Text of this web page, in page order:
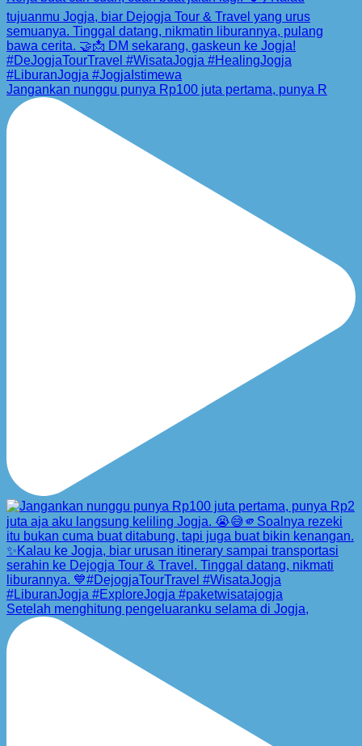
Jangankan nunggu punya Rp100 juta pertama, punya R
Setelah menghitung pengeluaranku selama di Jogja,